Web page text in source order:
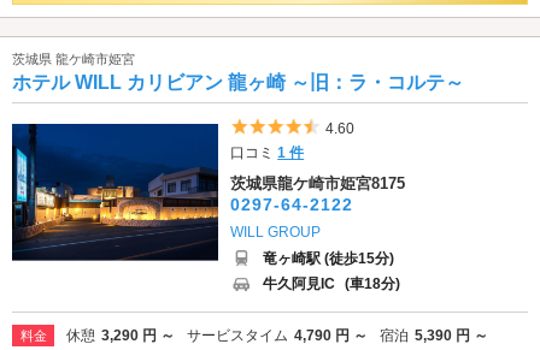
茨城県 龍ケ崎市姫宮
ホテル WILL カリビアン 龍ヶ崎 ～旧：ラ・コルテ～
5つ星のうち4.5
4.60
口コミ1 件
茨城県龍ケ崎市姫宮8175
0297-64-2122
WILL GROUP
竜ヶ崎駅 (徒歩15分)
牛久阿見IC (車18分)
料金 休憩 3,290 円 ～ サービスタイム 4,790 円 ～ 宿泊 5,390 円 ～